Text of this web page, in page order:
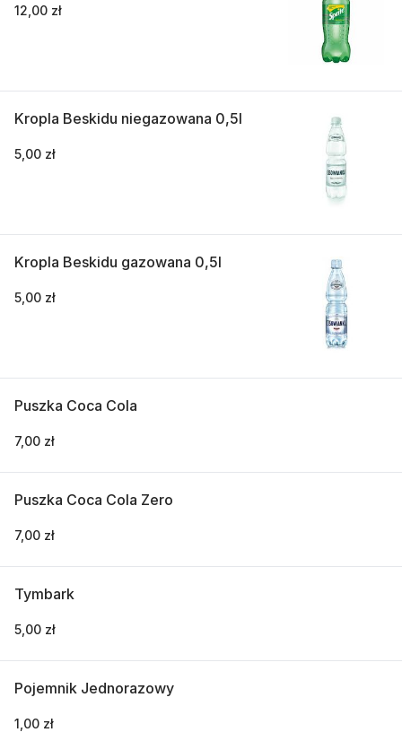
12,00 zł
Kropla Beskidu niegazowana 0,5l
5,00 zł
Kropla Beskidu gazowana 0,5l
5,00 zł
Puszka Coca Cola
7,00 zł
Puszka Coca Cola Zero
7,00 zł
Tymbark
5,00 zł
Pojemnik Jednorazowy
1,00 zł